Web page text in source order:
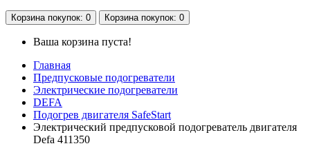
Корзина покупок: 0 Корзина покупок: 0
Ваша корзина пуста!
Главная
Предпусковые подогреватели
Электрические подогреватели
DEFA
Подогрев двигателя SafeStart
Электрический предпусковой подогреватель двигателя
Defa 411350